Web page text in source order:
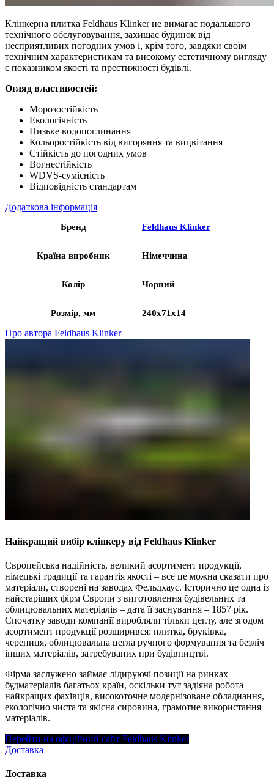
Клінкерна плитка Feldhaus Klinker не вимагає подальшого
технічного обслуговування, захищає будинок від
несприятливих погодних умов і, крім того, завдяки своїм
технічним характеристикам та високому естетичному вигляду
є показником якості та престижності будівлі.
Огляд властивостей:
Морозостійкість
Екологічність
Низьке водопоглинання
Кольоростійкість від вигоряння та вицвітання
Стійкість до погодних умов
Вогнестійкість
WDVS-сумісність
Відповідність стандартам
Додаткова інформація
Бренд Feldhaus Klinker
Країна виробник Німеччина
Колір Чорний
Розмір, мм 240x71x14
Про автора Feldhaus Klinker
Найкращий вибір клінкеру від Feldhaus Klinker
Європейська надійність, великий асортимент продукції,
німецькі традиції та гарантія якості – все це можна сказати про
матеріали, створені на заводах Фельдхаус. Історично це одна із
найстаріших фірм Європи з виготовлення будівельних та
облицювальних матеріалів – дата її заснування – 1857 рік.
Спочатку заводи компанії виробляли тільки цеглу, але згодом
асортимент продукції розширився: плитка, бруківка,
черепиця, облицювальна цегла ручного формування та безліч
інших матеріалів, затребуваних при будівництві.
Фірма заслужено займає лідируючі позиції на ринках
будматеріалів багатьох країн, оскільки тут задіяна робота
найкращих фахівців, високоточне модернізоване обладнання,
екологічно чиста та якісна сировина, грамотне використання
матеріалів.
Перейти на офіційний сайт Feldhaus Klinker
Доставка
Доставка